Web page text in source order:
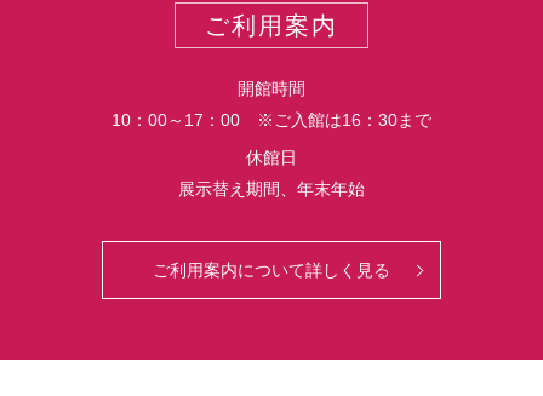
ご利用案内
開館時間
10：00～17：00 ※ご入館は16：30まで
休館日
展示替え期間、年末年始
ご利用案内について詳しく見る